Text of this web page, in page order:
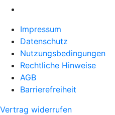
Impressum
Datenschutz
Nutzungsbedingungen
Rechtliche Hinweise
AGB
Barrierefreiheit
Vertrag widerrufen